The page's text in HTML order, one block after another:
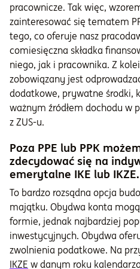
pracownicze. Tak więc,
zainteresować się tematem
tego, co oferuje nasz
comiesięczna składka
niego, jak i pracownika. Z kolei
zobowiązany jest
dodatkowe, prywatne środki,
ważnym źródłem dochodu w
z ZUS-u.
Poza PPE lub PPK
zdecydować się na
emerytalne IKE lub IKZE.
To bardzo rozsądna opcja
majątku. Obydwa konta
formie, jednak najbardziej
inwestycyjnych. Obydwa
zwolnienia podatkowe. Na
IKZE w danym roku